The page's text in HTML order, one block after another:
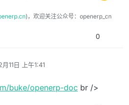
)，欢迎关注公众号：openerp_cn
0
11日 上午1:41
buke/openerp-doc br />